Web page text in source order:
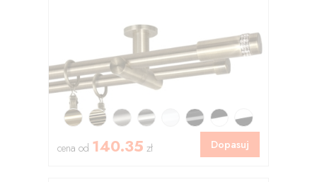
cena od 140.35 zł Dopasuj